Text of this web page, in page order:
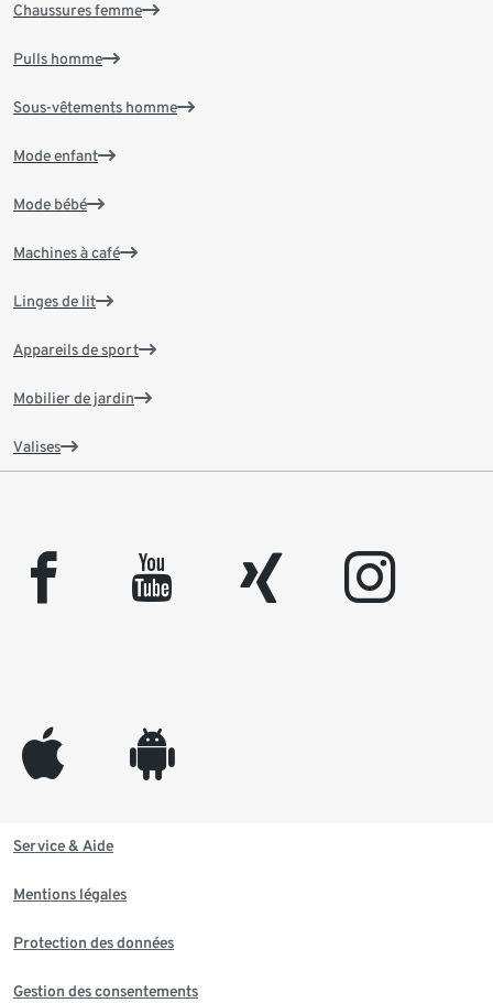
Chaussures femme
Pulls homme
Sous-vêtements homme
Mode enfant
Mode bébé
Machines à café
Linges de lit
Appareils de sport
Mobilier de jardin
Valises
facebook youtube xing instagram
appleinc android
Service & Aide
Mentions légales
Protection des données
Gestion des consentements